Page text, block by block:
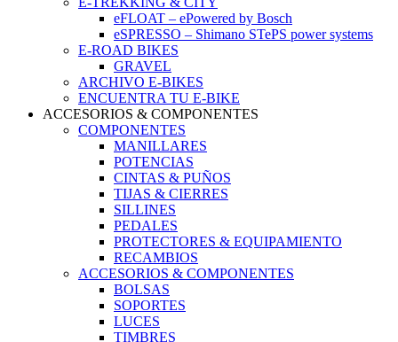
eFLOAT – ePowered by Bosch
eSPRESSO – Shimano STePS power systems
E-ROAD BIKES
GRAVEL
ARCHIVO E-BIKES
ENCUENTRA TU E-BIKE
ACCESORIOS & COMPONENTES
COMPONENTES
MANILLARES
POTENCIAS
CINTAS & PUÑOS
TIJAS & CIERRES
SILLINES
PEDALES
PROTECTORES & EQUIPAMIENTO
RECAMBIOS
ACCESORIOS & COMPONENTES
BOLSAS
SOPORTES
LUCES
TIMBRES